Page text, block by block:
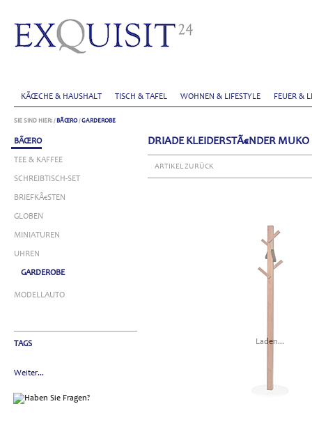
KÃŒCHE & HAUSHALT TISCH & TAFEL WOHNEN & LIFESTYLE FEUER &
SIE SIND HIER: / BÃŒRO/GARDEROBE
BÃŒRO
TEE & KAFFEE
SCHREIBTISCH-SET
BRIEFKÃ€STEN
GLOBEN
MINIATUREN
UHREN
GARDEROBE
MODELLAUTO
TAGS
Weiter...
DRIADE KLEIDERSTÃ€NDER MUKO
ARTIKEL ZURÜCK
Laden...